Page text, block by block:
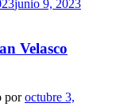
junio 9, 2023
Velasco
poroctubre 3,